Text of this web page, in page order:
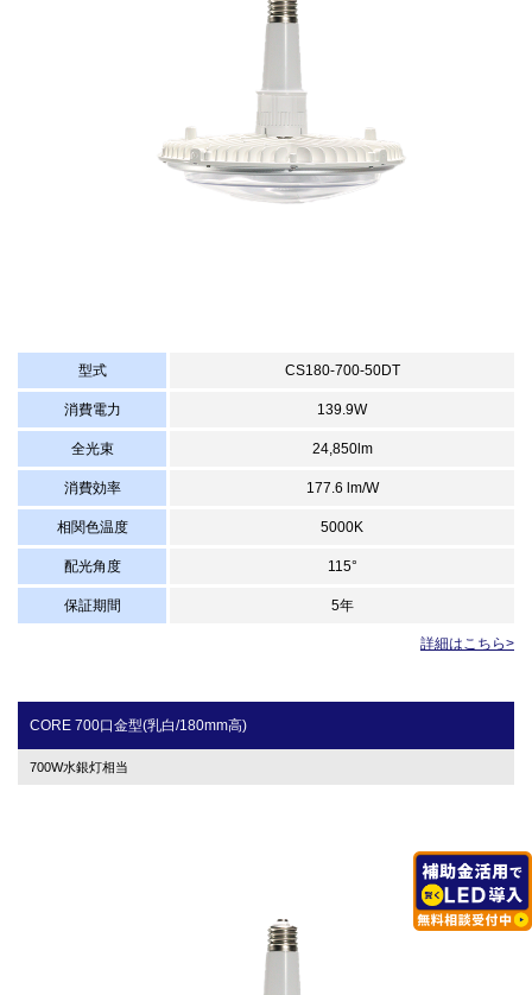
型式 CS180-700-50DT
消費電力 139.9W
全光束 24,850lm
消費効率 177.6 lm/W
相関色温度 5000K
配光角度 115°
保証期間 5年
詳細はこちら>
CORE 700口金型(乳白/180mm高)
700W水銀灯相当